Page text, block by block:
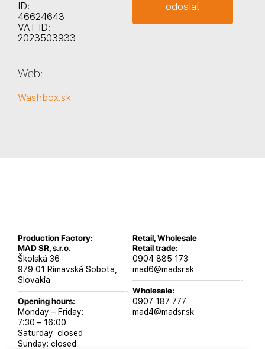
ID:
46624643
VAT ID:
2023503933
Web:
Washbox.sk
Production Factory:
MAD SR, s.r.o.
Školská 36
979 01 Rimavská Sobota,
Slovakia
—————————————-
Opening hours:
Monday – Friday:
7:30 – 16:00
Saturday: closed
Sunday: closed
Retail, Wholesale
Retail trade:
0904 885 173
mad6@madsr.sk
—————————————-
Wholesale:
0907 187 777
mad4@madsr.sk